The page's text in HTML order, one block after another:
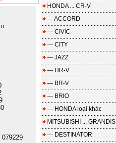
HONDA ... CR-V
--- ACCORD
--- CIVIC
--- CITY
--- JAZZ
--- HR-V
--- BR-V
--- BRIO
--- HONDA loại khác
MITSUBISHI ... GRANDIS
--- DESTINATOR